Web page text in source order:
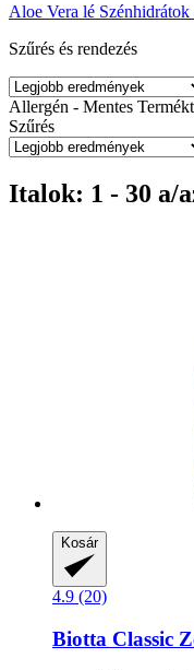
Aloe Vera lé Szénhidrátok
Szűrés és rendezés
Allergén - Mentes
Szűrés
Italok: 1 - 30 a/
Kosár
4.9 (20)
Biotta Classic